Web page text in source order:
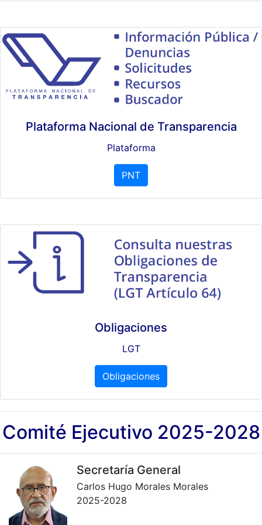
Plataforma Nacional de Transparencia
Plataforma
PNT
Obligaciones
LGT
Obligaciones
Comité Ejecutivo 2025-2028
Secretaría General
Carlos Hugo Morales Morales
2025-2028